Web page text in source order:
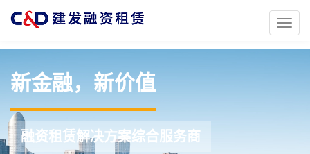
Toggle
新金融，新价值
融资租赁解决方案综合服务商